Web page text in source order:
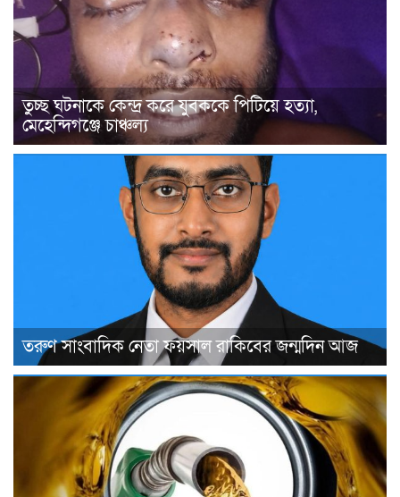
তুচ্ছ ঘটনাকে কেন্দ্র করে যুবককে পিটিয়ে হত্যা,
মেহেন্দিগঞ্জে চাঞ্চল্য
তরুণ সাংবাদিক নেতা ফয়সাল রাকিবের জন্মদিন আজ